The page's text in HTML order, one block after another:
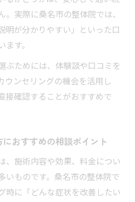
実際に桑名市の整体院では、
明が分かりやすい」といった口
す。
ぶためには、体験談や口コミを
ウンセリングの機会を活用し
接確認することがおすすめで
おすすめの相談ポイント
、施術内容や効果、料金につい
いものです。桑名市の整体院で
時に「どんな症状を改善したい